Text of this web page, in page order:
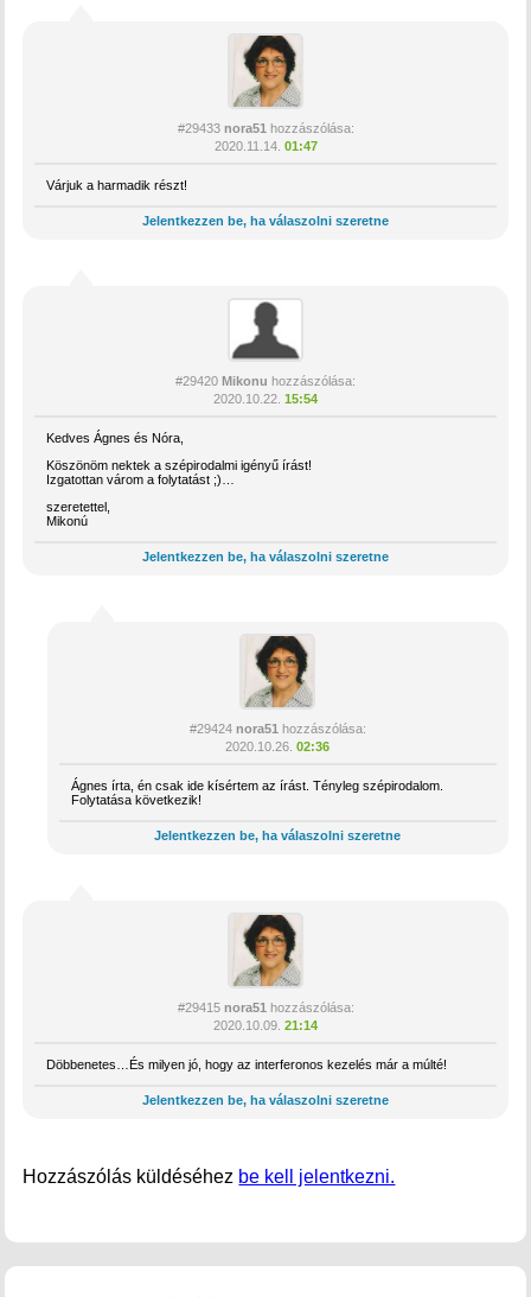
#29433 nora51 hozzászólása:
2020.11.14. 01:47
Várjuk a harmadik részt!
Jelentkezzen be, ha válaszolni szeretne
#29420 Mikonu hozzászólása:
2020.10.22. 15:54
Kedves Ágnes és Nóra,
Köszönöm nektek a szépirodalmi igényű írást!
Izgatottan várom a folytatást ;)…
szeretettel,
Mikonú
Jelentkezzen be, ha válaszolni szeretne
#29424 nora51 hozzászólása:
2020.10.26. 02:36
Ágnes írta, én csak ide kísértem az írást. Tényleg szépirodalom.
Folytatása következik!
Jelentkezzen be, ha válaszolni szeretne
#29415 nora51 hozzászólása:
2020.10.09. 21:14
Döbbenetes…És milyen jó, hogy az interferonos kezelés már a múlté!
Jelentkezzen be, ha válaszolni szeretne
Hozzászólás küldéséhez be kell jelentkezni.